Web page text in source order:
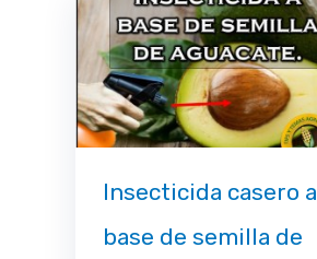
Insecticida casero a
base de semilla de